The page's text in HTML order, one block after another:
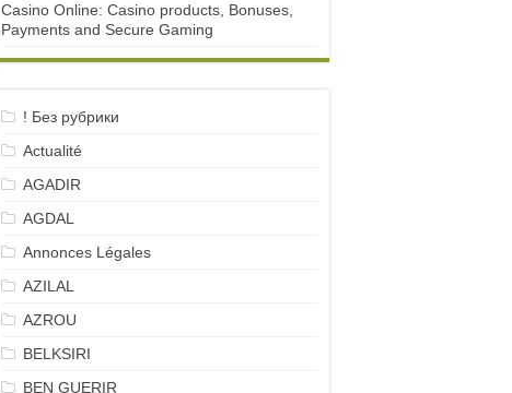
Casino Online: Casino products, Bonuses,
Payments and Secure Gaming
! Без рубрики
Actualité
AGADIR
AGDAL
Annonces Légales
AZILAL
AZROU
BELKSIRI
BEN GUERIR